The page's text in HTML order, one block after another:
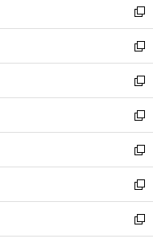
く
ド
ウ
で
開
く
ィ
ン
ド
ウ
で
開
く
い
ウ
ィ
ン
ド
ウ
で
開
く
新
し
い
ウ
ィ
ン
ド
ウ
で
開
く
新
し
い
ウ
ィ
ン
ド
ウ
で
開
く
新
し
い
ウ
ィ
ン
ド
ウ
で
開
新
し
い
ウ
ィ
ン
ド
ウ
新
し
い
ウ
ィ
ン
新
し
い
ウ
新
し